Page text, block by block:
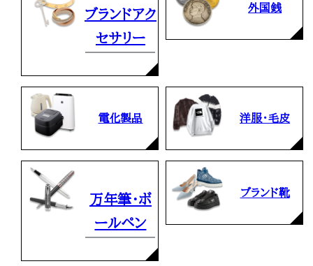
ブランドアク
セサリー
外国銭
電化製品 洋服・毛皮
万年筆・ボ
ールペン
ブランド靴